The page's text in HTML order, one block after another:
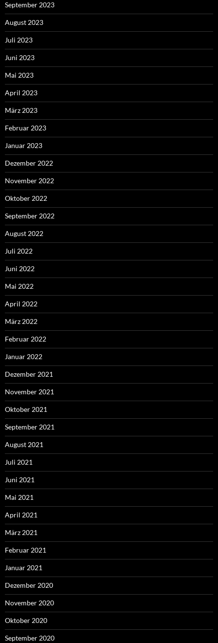
September 2023
August 2023
Juli 2023
Juni 2023
Mai 2023
April 2023
März 2023
Februar 2023
Januar 2023
Dezember 2022
November 2022
Oktober 2022
September 2022
August 2022
Juli 2022
Juni 2022
Mai 2022
April 2022
März 2022
Februar 2022
Januar 2022
Dezember 2021
November 2021
Oktober 2021
September 2021
August 2021
Juli 2021
Juni 2021
Mai 2021
April 2021
März 2021
Februar 2021
Januar 2021
Dezember 2020
November 2020
Oktober 2020
September 2020